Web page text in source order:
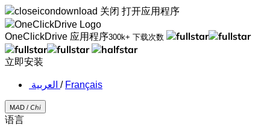
关闭 打开应用程序
OneClickDrive 应用程序300k+ 下载次数
立即安装
‏العربية ‏ / Français
MAD / Chi
语言